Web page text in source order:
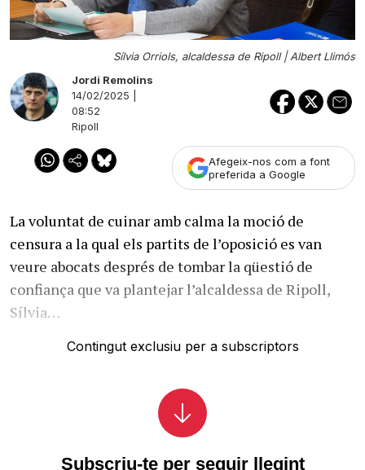
Sílvia Orriols, alcaldessa de Ripoll |Albert Llimós
Jordi Remolins
14/02/2025 |
08:52
Ripoll
Afegeix-nos com a font
preferida a Google
La voluntat de cuinar amb calma la moció de
censura a la qual els partits de l’oposició es van
veure abocats després de tombar la qüestió de
confiança que va plantejar l’alcaldessa de Ripoll,
Sílvia…
Contingut exclusiu per a subscriptors